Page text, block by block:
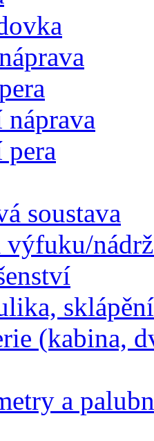
pera
soustava
výfuku/
sklápění
(kabina,
a